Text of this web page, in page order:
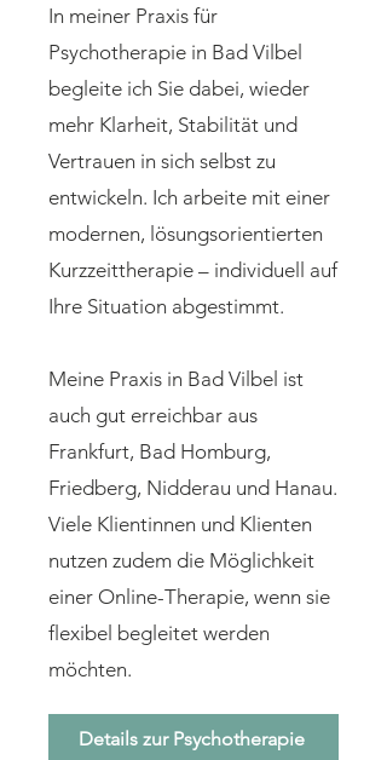
In meiner Praxis für
Psychotherapie in Bad Vilbel
begleite ich Sie dabei, wieder
mehr Klarheit, Stabilität und
Vertrauen in sich selbst zu
entwickeln. Ich arbeite mit einer
modernen, lösungsorientierten
Kurzzeittherapie – individuell auf
Ihre Situation abgestimmt.
Meine Praxis in Bad Vilbel ist
auch gut erreichbar aus
Frankfurt, Bad Homburg,
Friedberg, Nidderau und Hanau.
Viele Klientinnen und Klienten
nutzen zudem die Möglichkeit
einer Online-Therapie, wenn sie
flexibel begleitet werden
möchten.
Details zur Psychotherapie